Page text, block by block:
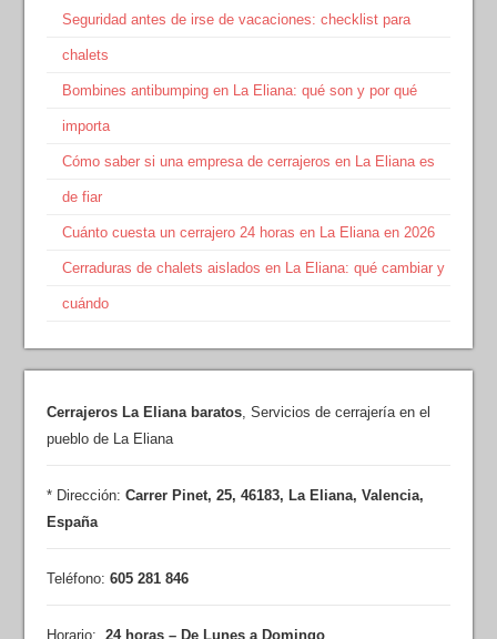
Seguridad antes de irse de vacaciones: checklist para
chalets
Bombines antibumping en La Eliana: qué son y por qué
importa
Cómo saber si una empresa de cerrajeros en La Eliana es
de fiar
Cuánto cuesta un cerrajero 24 horas en La Eliana en 2026
Cerraduras de chalets aislados en La Eliana: qué cambiar y
cuándo
Cerrajeros La Eliana baratos ,Servicios de cerrajería en el
pueblo de La Eliana
* Dirección: Carrer Pinet, 25,46183, La Eliana,Valencia,
España
Teléfono:605 281 846
Horario: 24 horas – De Lunes a Domingo